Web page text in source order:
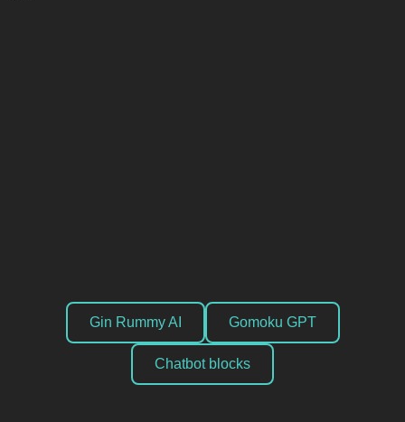
Gin Rummy AI Gomoku GPT
Chatbot blocks